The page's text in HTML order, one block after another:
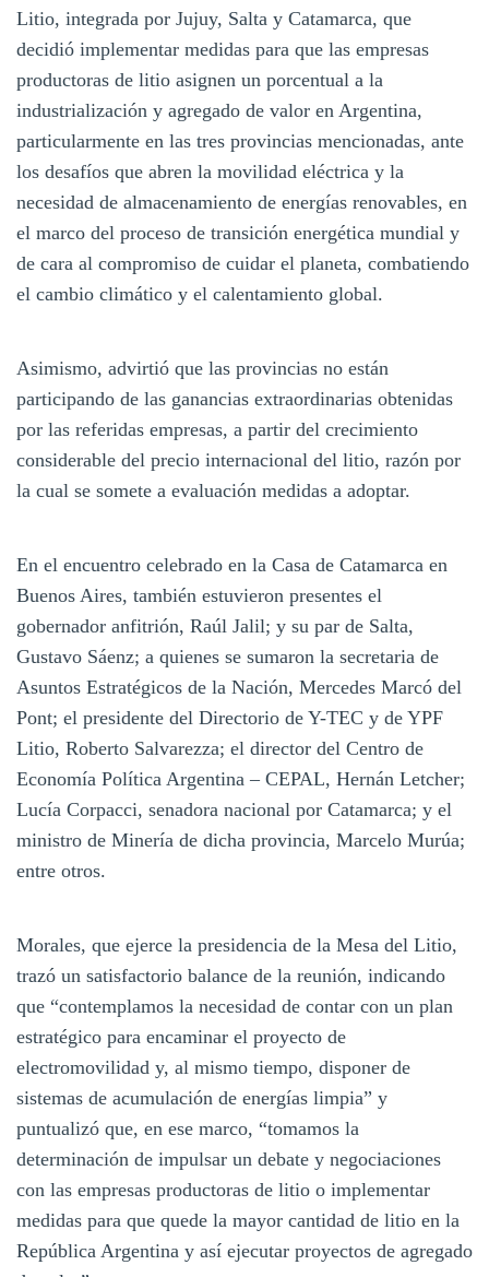
Litio, integrada por Jujuy, Salta y Catamarca, que
decidió implementar medidas para que las empresas
productoras de litio asignen un porcentual a la
industrialización y agregado de valor en Argentina,
particularmente en las tres provincias mencionadas, ante
los desafíos que abren la movilidad eléctrica y la
necesidad de almacenamiento de energías renovables, en
el marco del proceso de transición energética mundial y
de cara al compromiso de cuidar el planeta, combatiendo
el cambio climático y el calentamiento global.
Asimismo, advirtió que las provincias no están
participando de las ganancias extraordinarias obtenidas
por las referidas empresas, a partir del crecimiento
considerable del precio internacional del litio, razón por
la cual se somete a evaluación medidas a adoptar.
En el encuentro celebrado en la Casa de Catamarca en
Buenos Aires, también estuvieron presentes el
gobernador anfitrión, Raúl Jalil; y su par de Salta,
Gustavo Sáenz; a quienes se sumaron la secretaria de
Asuntos Estratégicos de la Nación, Mercedes Marcó del
Pont; el presidente del Directorio de Y-TEC y de YPF
Litio, Roberto Salvarezza; el director del Centro de
Economía Política Argentina – CEPAL, Hernán Letcher;
Lucía Corpacci, senadora nacional por Catamarca; y el
ministro de Minería de dicha provincia, Marcelo Murúa;
entre otros.
Morales, que ejerce la presidencia de la Mesa del Litio,
trazó un satisfactorio balance de la reunión, indicando
que “contemplamos la necesidad de contar con un plan
estratégico para encaminar el proyecto de
electromovilidad y, al mismo tiempo, disponer de
sistemas de acumulación de energías limpia” y
puntualizó que, en ese marco, “tomamos la
determinación de impulsar un debate y negociaciones
con las empresas productoras de litio o implementar
medidas para que quede la mayor cantidad de litio en la
República Argentina y así ejecutar proyectos de agregado